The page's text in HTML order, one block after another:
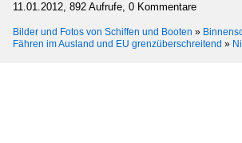
11.01.2012, 892 Aufrufe, 0 Kommentare
Bilder und Fotos von Schiffen und Booten »
Fähren im Ausland und EU grenzüberschreitend »